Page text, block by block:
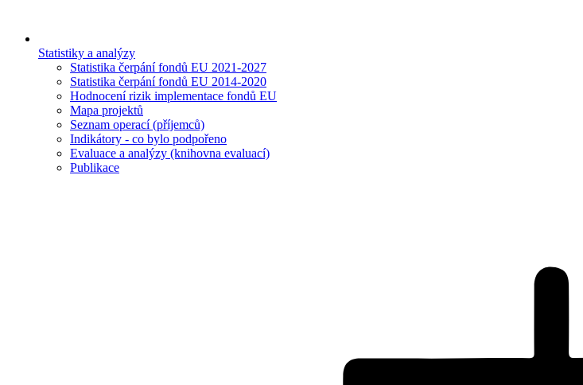
Statistiky a analýzy
Statistika čerpání fondů EU 2021-2027
Statistika čerpání fondů EU 2014-2020
Hodnocení rizik implementace fondů EU
Mapa projektů
Seznam operací (příjemců)
Indikátory - co bylo podpořeno
Evaluace a analýzy (knihovna evaluací)
Publikace